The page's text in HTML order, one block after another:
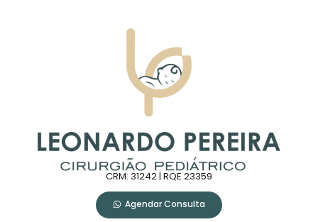
CRM: 31242 | RQE 23359
Agendar Consulta